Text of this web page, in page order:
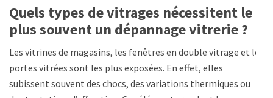
Quels types de vitrages nécessitent le
plus souvent un dépannage vitrerie ?
Les vitrines de magasins, les fenêtres en double vitrage et les
portes vitrées sont les plus exposées. En effet, elles
subissent souvent des chocs, des variations thermiques ou